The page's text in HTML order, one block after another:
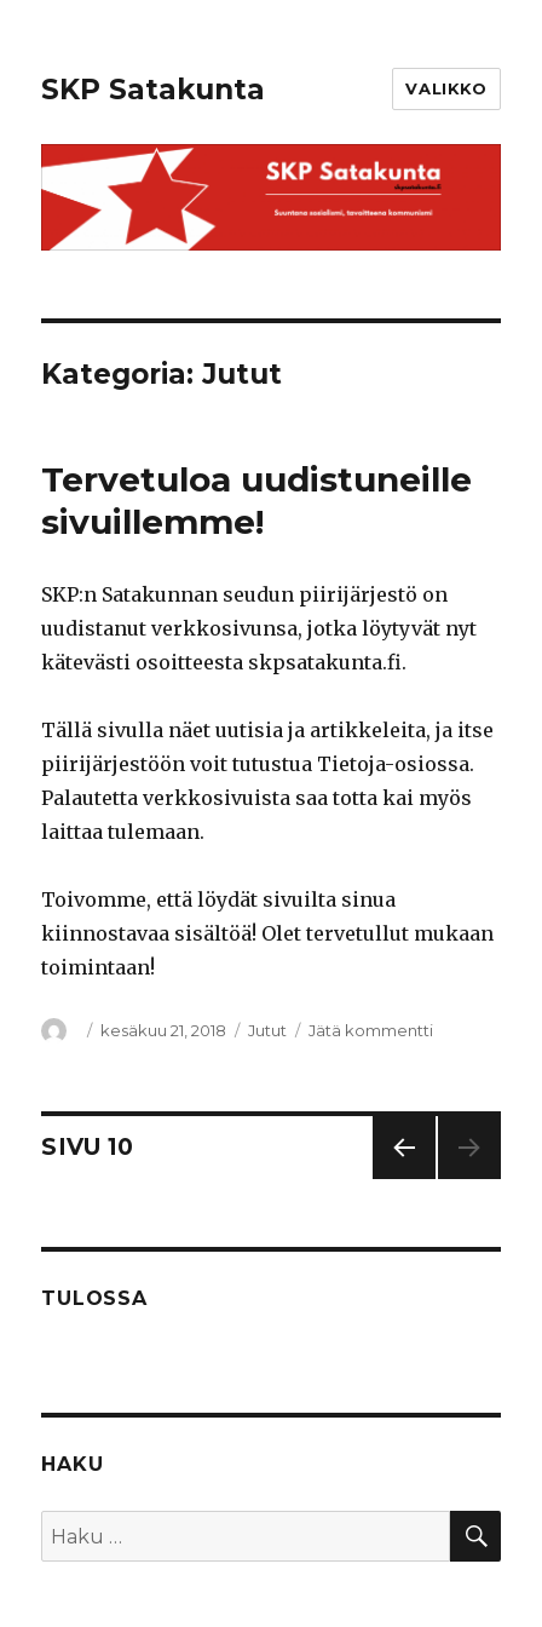
SKP Satakunta VALIKKO
Kategoria: Jutut
Tervetuloa uudistuneille
sivuillemme!
SKP:n Satakunnan seudun piirijärjestö on
uudistanut verkkosivunsa, jotka löytyvät nyt
kätevästi osoitteesta skpsatakunta.fi.
Tällä sivulla näet uutisia ja artikkeleita, ja itse
piirijärjestöön voit tutustua Tietoja-osiossa.
Palautetta verkkosivuista saa totta kai myös
laittaa tulemaan.
Toivomme, että löydät sivuilta sinua
kiinnostavaa sisältöä! Olet tervetullut mukaan
toimintaan!
Kirjoittaja
Julkaistu
kesäkuu 21, 2018 Kategoriat
Jutut Jätä kommentti
sivuillemme!
Artikkelien
SIVU
SIVU 10
TULOSSA
HAKU
Etsi: